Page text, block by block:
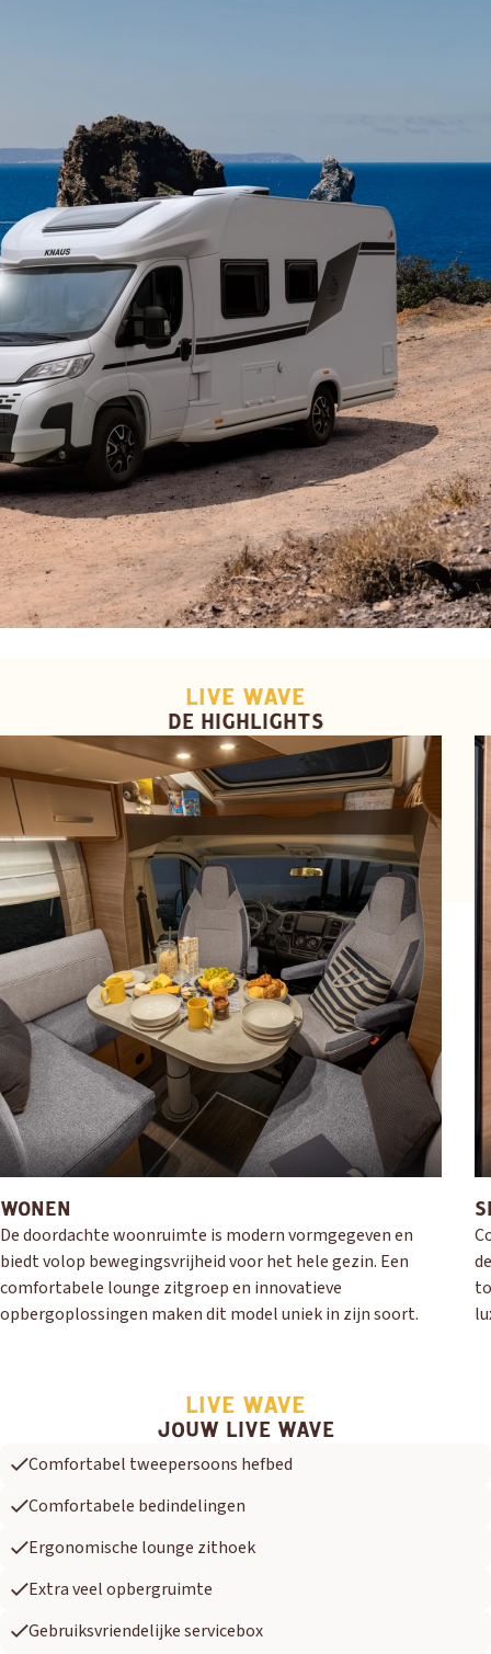
LIVE WAVE
DE HIGHLIGHTS
WONEN
De doordachte woonruimte is modern vormgegeven en
biedt volop bewegingsvrijheid voor het hele gezin. Een
comfortabele lounge zitgroep en innovatieve
opbergoplossingen maken dit model uniek in zijn soort.
LIVE WAVE
JOUW LIVE WAVE
Comfortabel tweepersoons hefbed
Comfortabele bedindelingen
Ergonomische lounge zithoek
Extra veel opbergruimte
Gebruiksvriendelijke servicebox